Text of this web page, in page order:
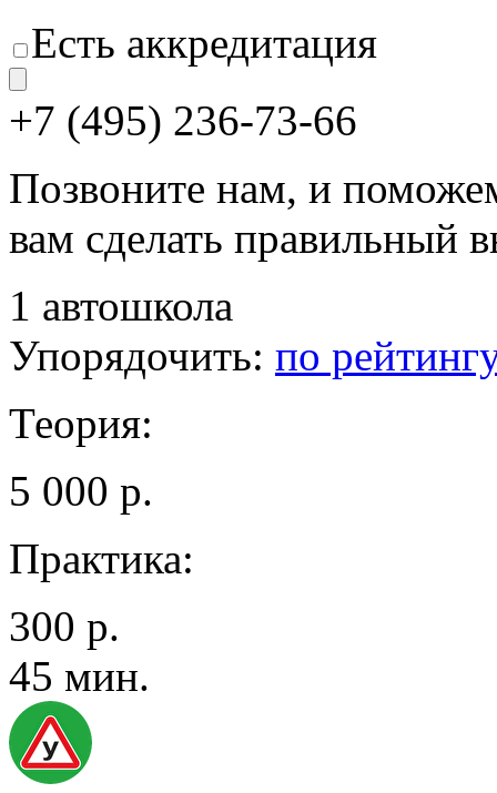
Есть аккредитация
+7 (495) 236-73-66
Позвоните нам, и
вам сделать правильный
1 автошкола
Упорядочить: по
Теория:
5 000 р.
Практика:
300 р.
45 мин.